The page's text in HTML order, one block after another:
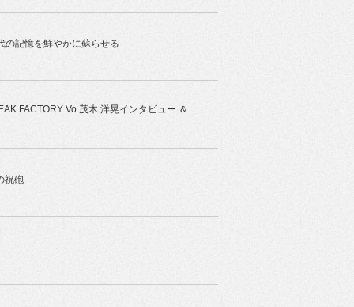
の記憶を鮮やかに蘇らせる
FACTORY Vo.茂木 洋晃インタビュー ＆
祝砲